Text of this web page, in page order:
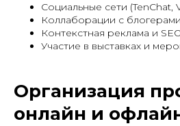
Социальные сети (TenChat,
Коллаборации с
Контекстная реклама и
Участие в выставках и
Организация
онлайн и